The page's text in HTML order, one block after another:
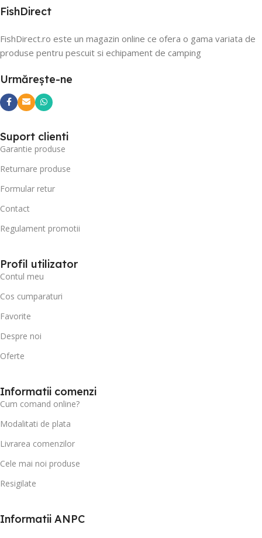
FishDirect
FishDirect.ro este un magazin online ce ofera o gama variata de
produse pentru pescuit si echipament de camping
Urmărește-ne
Suport clienti
Garantie produse
Returnare produse
Formular retur
Contact
Regulament promotii
Profil utilizator
Contul meu
Cos cumparaturi
Favorite
Despre noi
Oferte
Informatii comenzi
Cum comand online?
Modalitati de plata
Livrarea comenzilor
Cele mai noi produse
Resigilate
Informatii ANPC